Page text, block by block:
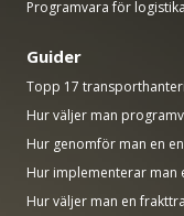
Programvara för
Guider
Topp 17
Hur väljer man
Hur genomför man en
Hur implementerar man
Hur väljer man en